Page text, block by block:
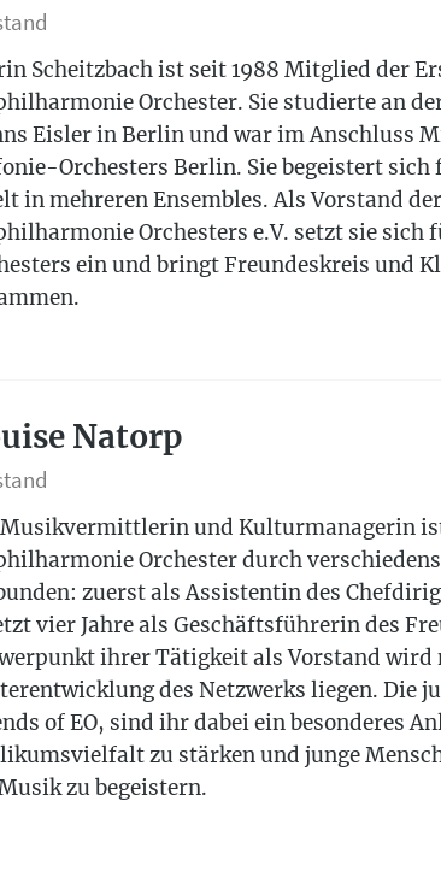
Scheitzbach ist seit 1988 Mitglied der
Orchester. Sie studierte an
Eisler in Berlin und war im Anschluss
Orchesters Berlin. Sie begeistert
in mehreren Ensembles. Als Vorstand
Orchesters e.V. setzt sie sich
ein und bringt Freundeskreis und
Natorp
und Kulturmanagerin
Orchester durch
zuerst als Assistentin des
vier Jahre als Geschäftsführerin des
ihrer Tätigkeit als Vorstand wird
des Netzwerks liegen. Die
of EO, sind ihr dabei ein besonderes
zu stärken und junge
zu begeistern.